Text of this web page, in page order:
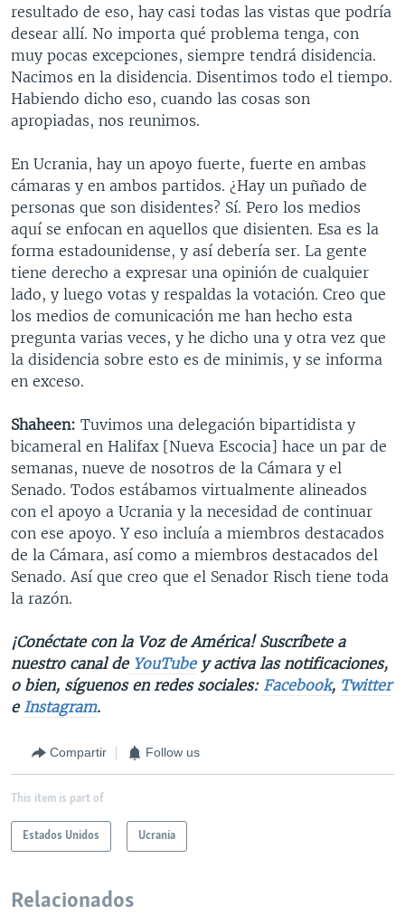
resultado de eso, hay casi todas las vistas que podría
desear allí. No importa qué problema tenga, con
muy pocas excepciones, siempre tendrá disidencia.
Nacimos en la disidencia. Disentimos todo el tiempo.
Habiendo dicho eso, cuando las cosas son
apropiadas, nos reunimos.
En Ucrania, hay un apoyo fuerte, fuerte en ambas
cámaras y en ambos partidos. ¿Hay un puñado de
personas que son disidentes? Sí. Pero los medios
aquí se enfocan en aquellos que disienten. Esa es la
forma estadounidense, y así debería ser. La gente
tiene derecho a expresar una opinión de cualquier
lado, y luego votas y respaldas la votación. Creo que
los medios de comunicación me han hecho esta
pregunta varias veces, y he dicho una y otra vez que
la disidencia sobre esto es de minimis, y se informa
en exceso.
Shaheen: Tuvimos una delegación bipartidista y
bicameral en Halifax [Nueva Escocia] hace un par de
semanas, nueve de nosotros de la Cámara y el
Senado. Todos estábamos virtualmente alineados
con el apoyo a Ucrania y la necesidad de continuar
con ese apoyo. Y eso incluía a miembros destacados
de la Cámara, así como a miembros destacados del
Senado. Así que creo que el Senador Risch tiene toda
la razón.
¡Conéctate con la Voz de América! Suscríbete a
nuestro canal deYouTubey activa las notificaciones,
o bien, síguenos en redes sociales: Facebook, Twitter
e Instagram.
Compartir Follow us
This item is part of
Estados Unidos Ucrania
Relacionados